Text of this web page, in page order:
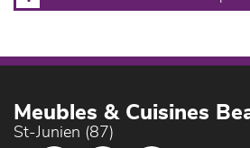
Meubles & Cuisines
St-Junien (87)